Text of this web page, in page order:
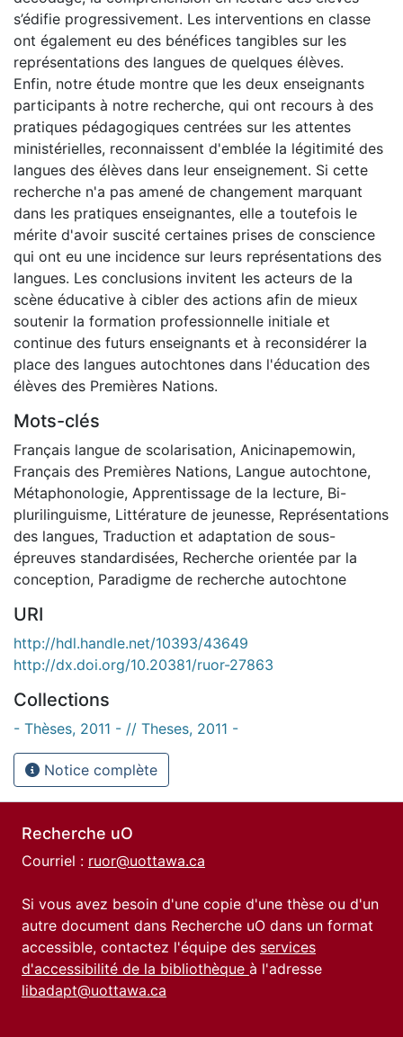
s’édifie progressivement. Les interventions en classe
ont également eu des bénéfices tangibles sur les
représentations des langues de quelques élèves.
Enfin, notre étude montre que les deux enseignants
participants à notre recherche, qui ont recours à des
pratiques pédagogiques centrées sur les attentes
ministérielles, reconnaissent d'emblée la légitimité des
langues des élèves dans leur enseignement. Si cette
recherche n'a pas amené de changement marquant
dans les pratiques enseignantes, elle a toutefois le
mérite d'avoir suscité certaines prises de conscience
qui ont eu une incidence sur leurs représentations des
langues. Les conclusions invitent les acteurs de la
scène éducative à cibler des actions afin de mieux
soutenir la formation professionnelle initiale et
continue des futurs enseignants et à reconsidérer la
place des langues autochtones dans l'éducation des
élèves des Premières Nations.
Mots-clés
Français langue de scolarisation, Anicinapemowin,
Français des Premières Nations, Langue autochtone,
Métaphonologie, Apprentissage de la lecture, Bi-
plurilinguisme, Littérature de jeunesse, Représentations
des langues, Traduction et adaptation de sous-
épreuves standardisées, Recherche orientée par la
conception, Paradigme de recherche autochtone
URI
http://hdl.handle.net/10393/43649
http://dx.doi.org/10.20381/ruor-27863
Collections
- Thèses, 2011 - // Theses, 2011 -
Notice complète
Recherche uO
Courriel : ruor@uottawa.ca
Si vous avez besoin d'une copie d'une thèse ou d'un
autre document dans Recherche uO dans un format
accessible, contactez l'équipe des services
d'accessibilité de la bibliothèque à l'adresse
libadapt@uottawa.ca